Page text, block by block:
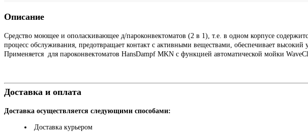
Описание
Средство моющее и ополаскивающее д/пароконвектоматов (2 в 1), т.е. в одном корпусе
процесс обслуживания, предотвращает контакт с активными веществами, обеспечивает
Применяется для пароконвектоматов HansDampf MKN с функцией автоматической мойки
Доставка и оплата
Доставка осуществляется следующими способами:
Доставка курьером